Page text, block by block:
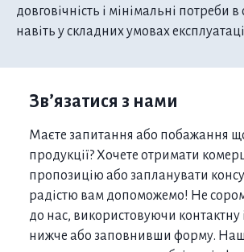
довговічність і мінімальні потреби в
навіть у складних умовах
Зв’язатися з нами
Маєте запитання або побажання
продукції? Хочете отримати
пропозицію або запланувати
радістю вам допоможемо! Не
до нас, використовуючи
нижче або заповнивши форму.